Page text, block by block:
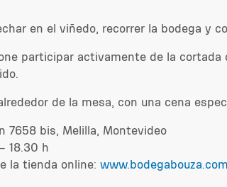
en el viñedo, recorrer la bodega y
participar activamente de la
de la mesa, con una cena
7658 bis, Melilla, Montevideo
18.30 h
la tienda online: www.bodegabouza.com